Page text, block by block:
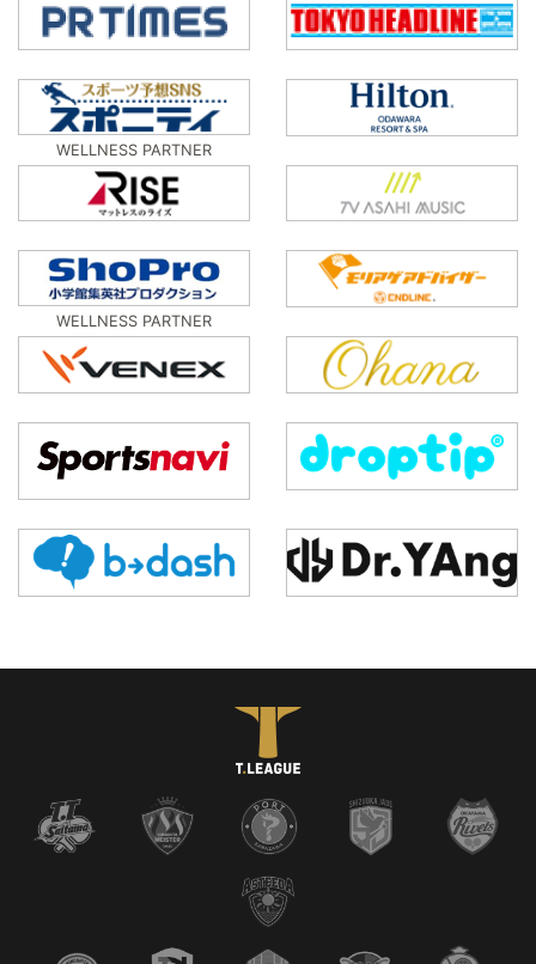
WELLNESS PARTNER
WELLNESS PARTNER